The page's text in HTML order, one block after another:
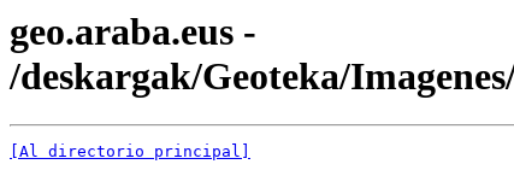
geo.araba.eus -
/deskargak/Geoteka/
[Al directorio principal]